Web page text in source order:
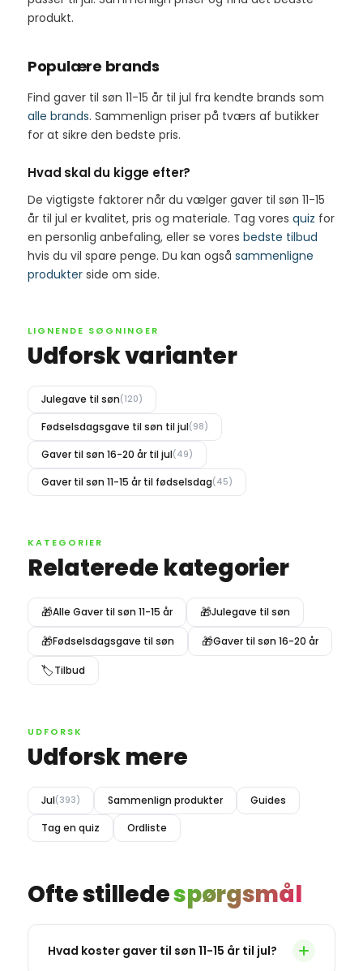
produkt.
Populære brands
Find gaver til søn 11-15 år til jul fra kendte brands som
alle brands. Sammenlign priser på tværs af butikker
for at sikre den bedste pris.
Hvad skal du kigge efter?
De vigtigste faktorer når du vælger gaver til søn 11-15
år til jul er kvalitet, pris og materiale. Tag vores quiz for
en personlig anbefaling, eller se vores bedste tilbud
hvis du vil spare penge. Du kan også sammenligne
produkter side om side.
LIGNENDE SØGNINGER
Udforsk varianter
Julegave til søn(120)
Fødselsdagsgave til søn til jul(98)
Gaver til søn 16-20 år til jul(49)
Gaver til søn 11-15 år til fødselsdag(45)
KATEGORIER
Relaterede kategorier
🎁Alle Gaver til søn 11-15 år 🎁Julegave til søn
🎁Fødselsdagsgave til søn 🎁Gaver til søn 16-20 år
🏷️Tilbud
UDFORSK
Udforsk mere
Jul(393) Sammenlign produkter
Guides
Tag en quiz
Ordliste
Ofte stilledespørgsmål
Hvad koster gaver til søn 11-15 år til jul?